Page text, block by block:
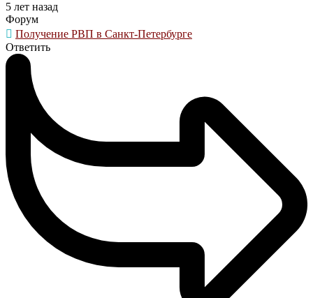
5 лет назад
Форум
Получение РВП в Санкт-Петербурге
Ответить